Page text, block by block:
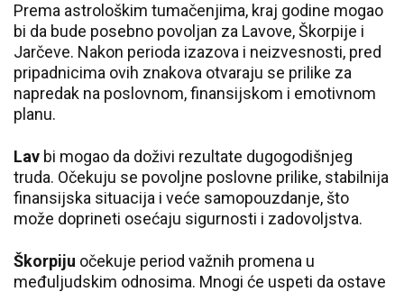
Prema astrološkim tumačenjima, kraj godine mogao
bi da bude posebno povoljan za Lavove, Škorpije i
Jarčeve. Nakon perioda izazova i neizvesnosti, pred
pripadnicima ovih znakova otvaraju se prilike za
napredak na poslovnom, finansijskom i emotivnom
planu.
Lav bi mogao da doživi rezultate dugogodišnjeg
truda. Očekuju se povoljne poslovne prilike, stabilnija
finansijska situacija i veće samopouzdanje, što
može doprineti osećaju sigurnosti i zadovoljstva.
Škorpiju očekuje period važnih promena u
međuljudskim odnosima. Mnogi će uspeti da ostave